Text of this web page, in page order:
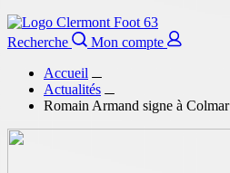
Recherche
Mon compte
Accueil
Actualités
Romain Armand signe à Colmar